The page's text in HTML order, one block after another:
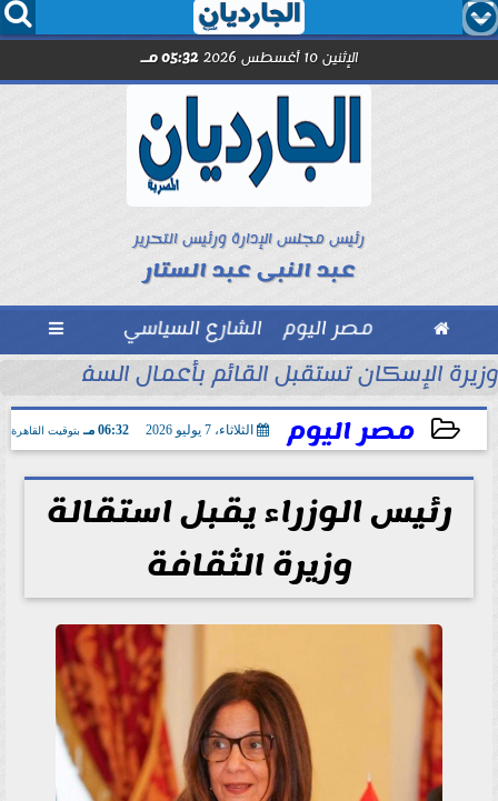
  
الإثنين 10 أغسطس 2026 05:32 مـ
رئيس مجلس الإدارة ورئيس التحرير
عبد النبى عبد الستار
 مصر اليوم الشارع السياسي 
تصنع الأمانة ما...
وزيرة الإسكان تستقبل القائم بأعمال السفير
مصر اليوم الثلاثاء، 7 يوليو 2026 06:32 مـ بتوقيت القاهرة
2026-07-07 18:32:15
رئيس الوزراء يقبل استقالة
وزيرة الثقافة